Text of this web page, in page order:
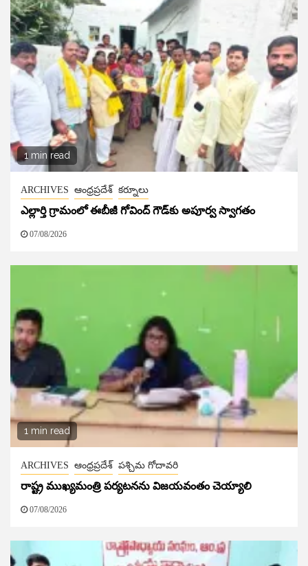
1 min read
ARCHIVES ఆంధ్రప్రదేశ్ కర్నూలు
ఎల్లార్తి గ్రామంలో ఈబీజీ గోవింద్ గౌడ్‌కు అపూర్వ స్వాగతం
07/08/2026
1 min read
ARCHIVES ఆంధ్రప్రదేశ్ పశ్చిమ గోదావరి
రాష్ట్ర ముఖ్యమంత్రి పర్యటనను విజయవంతం చెయ్యాలి
07/08/2026